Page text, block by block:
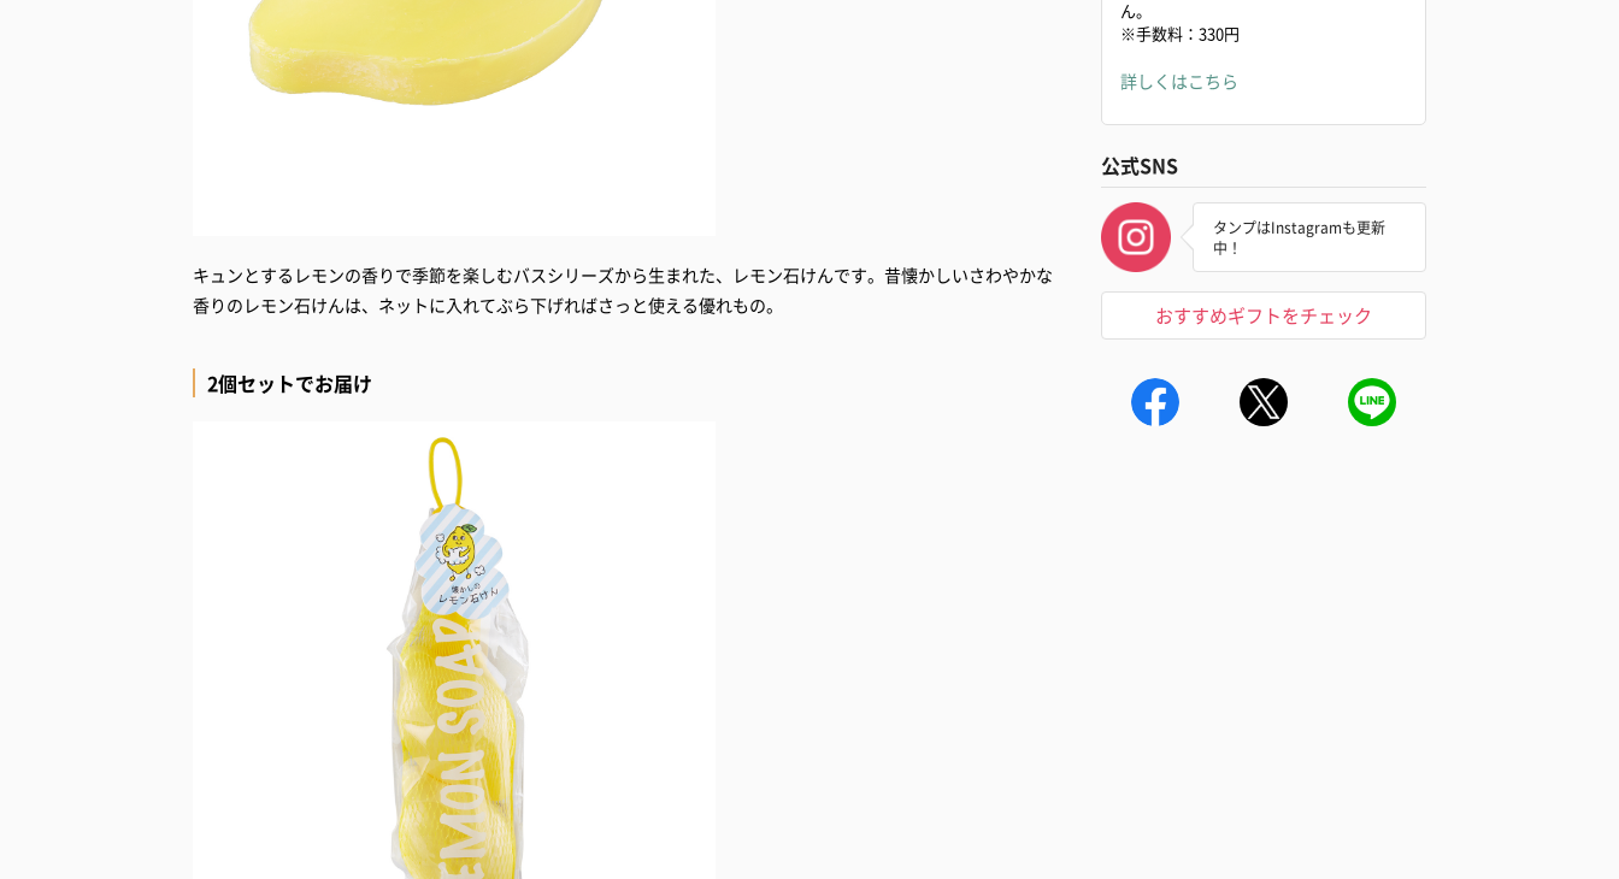
キュンとするレモンの香りで季節を楽しむバスシリーズから生まれた、レモン石けんです。昔懐かしいさわやかな
香りのレモン石けんは、ネットに入れてぶら下げればさっと使える優れもの。
2個セットでお届け
ん。
※手数料：330円
詳しくはこちら
公式SNS
タンプはInstagramも更新
中！
おすすめギフトをチェック